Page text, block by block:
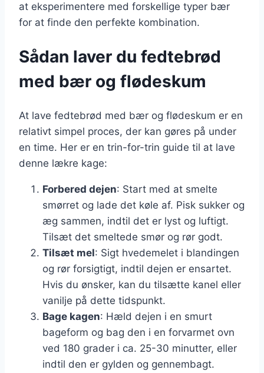
at eksperimentere med forskellige typer bær
for at finde den perfekte kombination.
Sådan laver du fedtebrød
med bær og flødeskum
At lave fedtebrød med bær og flødeskum er en
relativt simpel proces, der kan gøres på under
en time. Her er en trin-for-trin guide til at lave
denne lækre kage:
Forbered dejen: Start med at smelte
smørret og lade det køle af. Pisk sukker og
æg sammen, indtil det er lyst og luftigt.
Tilsæt det smeltede smør og rør godt.
Tilsæt mel: Sigt hvedemelet i blandingen
og rør forsigtigt, indtil dejen er ensartet.
Hvis du ønsker, kan du tilsætte kanel eller
vanilje på dette tidspunkt.
Bage kagen: Hæld dejen i en smurt
bageform og bag den i en forvarmet ovn
ved 180 grader i ca. 25-30 minutter, eller
indtil den er gylden og gennembagt.